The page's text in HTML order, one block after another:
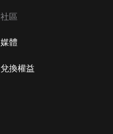
社區
媒體
兌換權益